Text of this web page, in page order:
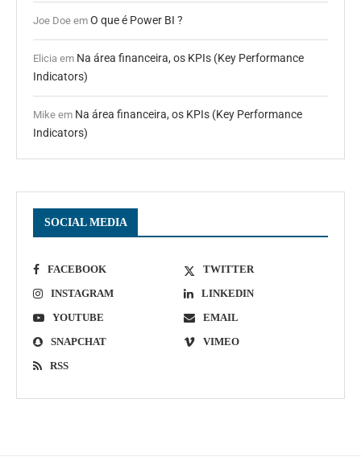
Joe Doe em O que é Power BI ?
Elicia em Na área financeira, os KPIs (Key Performance
Indicators)
Mike em Na área financeira, os KPIs (Key Performance
Indicators)
SOCIAL MEDIA
FACEBOOK
TWITTER
INSTAGRAM
LINKEDIN
YOUTUBE
EMAIL
SNAPCHAT
VIMEO
RSS